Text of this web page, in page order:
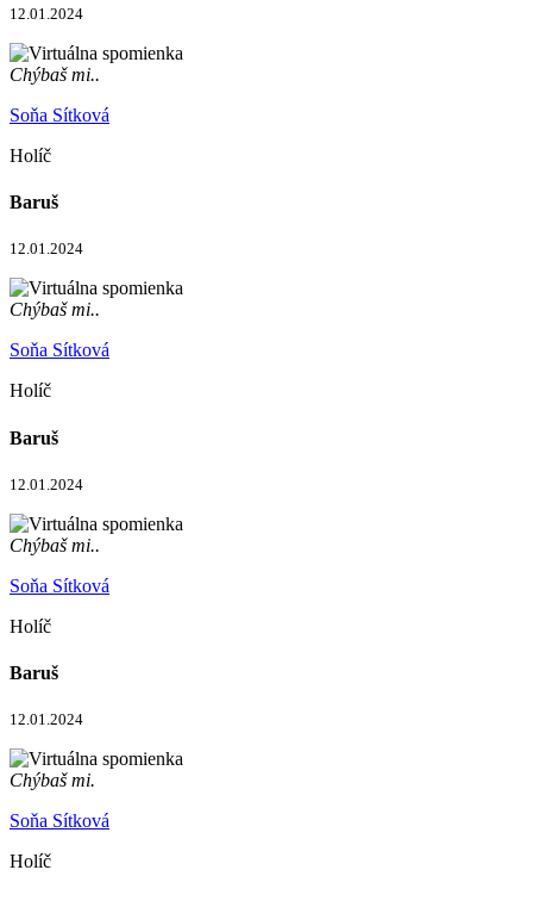
12.01.2024
Chýbaš mi..
Soňa Sítková
Holíč
Baruš
12.01.2024
Chýbaš mi..
Soňa Sítková
Holíč
Baruš
12.01.2024
Chýbaš mi..
Soňa Sítková
Holíč
Baruš
12.01.2024
Chýbaš mi.
Soňa Sítková
Holíč